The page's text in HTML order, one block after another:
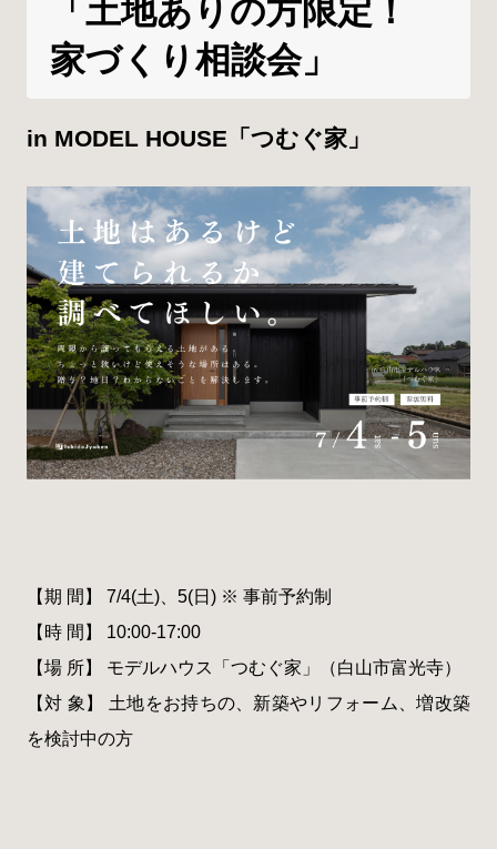
「土地ありの方限定！
家づくり相談会」
in MODEL HOUSE「つむぐ家」
【期 間】 7/4(土)、5(日) ※ 事前予約制
【時 間】 10:00-17:00
【場 所】 モデルハウス「つむぐ家」（白山市富光寺）
【対 象】 土地をお持ちの、新築やリフォーム、増改築
を検討中の方